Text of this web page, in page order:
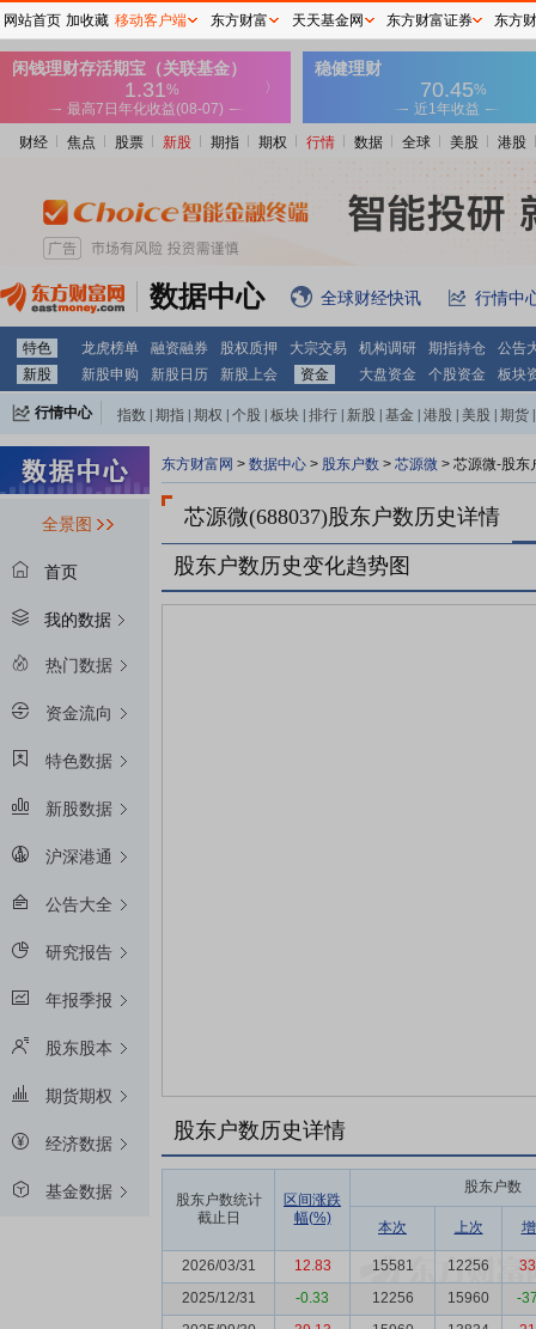
财经 焦点 股票 新股 期指 期权 行情 数据 全球 美股 港股
数据中心 全球财经快讯 行情中
特色 龙虎榜单 融资融券 股权质押 大宗交易 机构调研 期指持仓
公告
新股
新股申购 新股日历 新股上会 资金 大盘资金 个股资金 板块
行情中心 指数 期指 期权 个股 板块 排行 新股 基金 港股 美股 期货
全景图
首页
我的数据
热门数据
资金流向
特色数据
新股数据
沪深港通
公告大全
研究报告
年报季报
股东股本
期货期权
经济数据
基金数据
东方财富网 > 数据中心 > 股东户数 > 芯源微 > 芯源微-股东
芯源微(688037)股东户数历史详情
股东户数历史变化趋势图
股东户数历史详情
股东户数统计
截止日
区间涨跌
幅(%)
股东户数
本次 上次
2026/03/31 12.83 15581 12256
2025/12/31
-0.33 12256 15960
-
网站首页 加收藏 移动客户端 东方财富 天天基金网 东方财富证券 东方